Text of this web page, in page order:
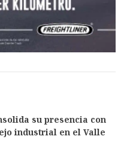
su presencia con
industrial en el Valle